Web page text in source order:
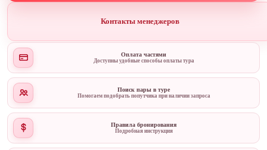
Контакты менеджеров
Оплата частями
Доступны удобные способы оплаты тура
Поиск пары в туре
Помогаем подобрать попутчика при наличии запроса
Правила бронирования
Подробная инструкция